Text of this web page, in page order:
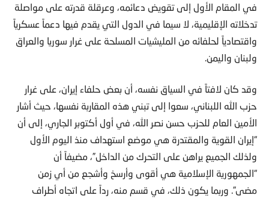
في المقام الأول إلى تقويض دعائمه، وعرقلة قدرته على مواصلة
تدخلاته الإقليمية، لا سيما في الدول التي يقدم فيها دعماً عسكرياً
واقتصادياً لحلفائه من المليشيات المسلحة على غرار سوريا والعراق
ولبنان واليمن.
وقد كان لافتاً في السياق نفسه، أن بعض حلفاء إيران، على غرار
حزب الله اللبناني، سعوا إلى تبني هذه المقاربة نفسها، حيث أشار
الأمين العام للحزب حسن نصر الله، في أول أكتوبر الجاري، إلى أن
“إيران القوية والمقتدرة هي موضع استهداف منذ اليوم الأول
ولذلك الجميع يراهن على التحرك من الداخل”، مضيفاً أن
“الجمهورية الإسلامية هي أقوى وأرسخ وأشجع من أي زمن
مضى”. وربما يكون ذلك، في قسم منه، رداً على اتجاه أطراف